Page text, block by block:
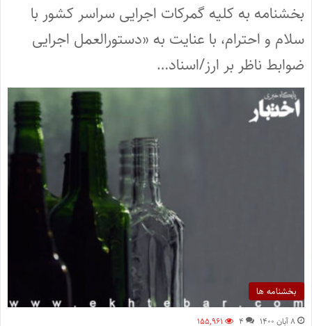
بخشنامه به کلیه گمرکات اجرایی سراسر کشور با
سلام و احترام، با عنایت به «دستورالعمل اجرایی
ضوابط ناظر بر ارز/اسناد…
بخشنامه ها
۸ آبان ۱۴۰۰ ۴ ۱۵۵,۹۶۱